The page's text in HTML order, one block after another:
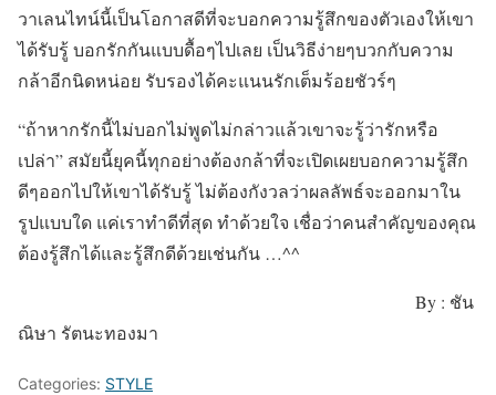
วาเลนไทน์นี้เป็นโอกาสดีที่จะบอกความรู้สึกของตัวเองให้เขา
ได้รับรู้ บอกรักกันแบบดื้อๆไปเลย เป็นวิธีง่ายๆบวกกับความ
กล้าอีกนิดหน่อย รับรองได้คะแนนรักเต็มร้อยชัวร์ๆ
“ถ้าหากรักนี้ไม่บอกไม่พูดไม่กล่าวแล้วเขาจะรู้ว่ารักหรือ
เปล่า” สมัยนี้ยุคนี้ทุกอย่างต้องกล้าที่จะเปิดเผยบอกความรู้สึก
ดีๆออกไปให้เขาได้รับรู้ ไม่ต้องกังวลว่าผลลัพธ์จะออกมาใน
รูปแบบใด แค่เราทำดีที่สุด ทำด้วยใจ เชื่อว่าคนสำคัญของคุณ
ต้องรู้สึกได้และรู้สึกดีด้วยเช่นกัน …^^
By : ชัน
ณิษา รัตนะทองมา
Categories: STYLE